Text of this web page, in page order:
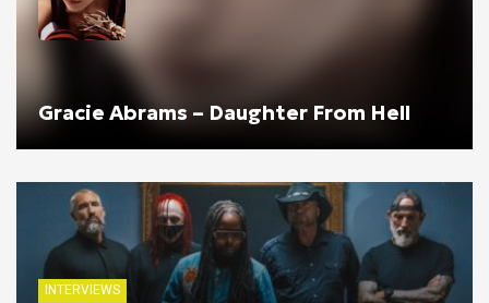
Gracie Abrams – Daughter From Hell
INTERVIEWS